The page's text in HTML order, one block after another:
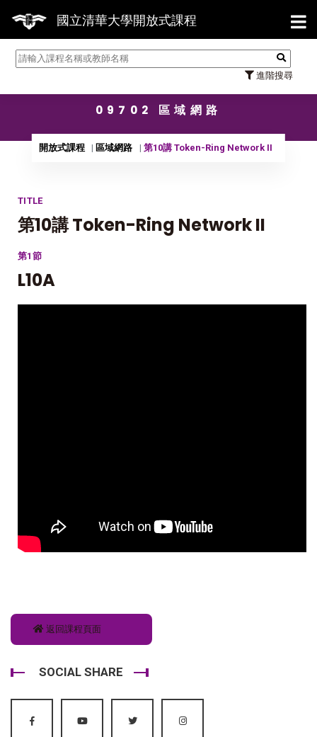
國立清華大學開放式課程
進階搜尋
【
09702 區域網路
開放式課程 區域網路 第10講 Token-Ring Network II
TITLE
第10講 Token-Ring Network II
第1節
L10A
返回課程頁面
SOCIAL SHARE